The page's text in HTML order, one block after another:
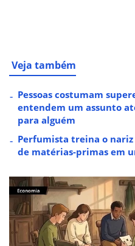
Veja também
Pessoas costumam
entendem um assunto
para alguém
Perfumista treina o
de matérias-primas em